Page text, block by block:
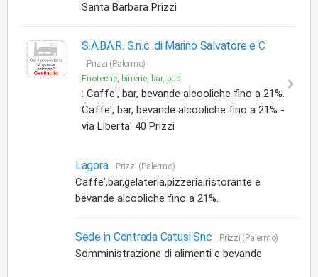
Santa Barbara Prizzi
S.A.BA.R. S.n.c. di Marino Salvatore e C
Prizzi (Palermo)
Enoteche, birrerie, bar, pub
: Caffe', bar, bevande alcooliche fino a 21%.
Caffe', bar, bevande alcooliche fino a 21% -
via Liberta' 40 Prizzi
Lagora Prizzi (Palermo)
Caffe',bar,gelateria,pizzeria,ristorante e
bevande alcooliche fino a 21%.
Sede in Contrada Catusi Snc Prizzi (Palermo)
Somministrazione di alimenti e bevande